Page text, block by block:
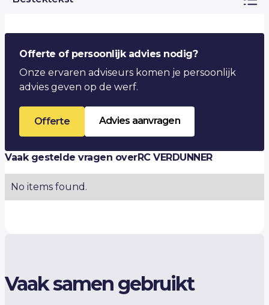
Offerte of persoonlijk advies nodig?
Onze ervaren adviseurs komen je persoonlijk
advies geven op de werf.
Offerte Advies aanvragen
Vaak gestelde vragen overRC VERDUNNER
No items found.
Vaak samen gebruikt